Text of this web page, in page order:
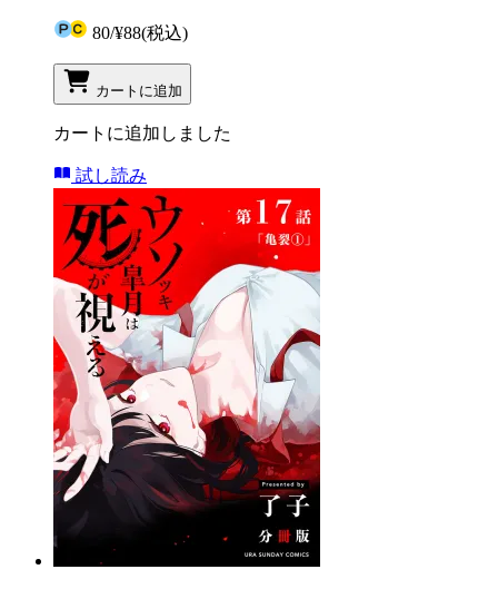
80/¥88(税込)
カートに追加
カートに追加しました
試し読み